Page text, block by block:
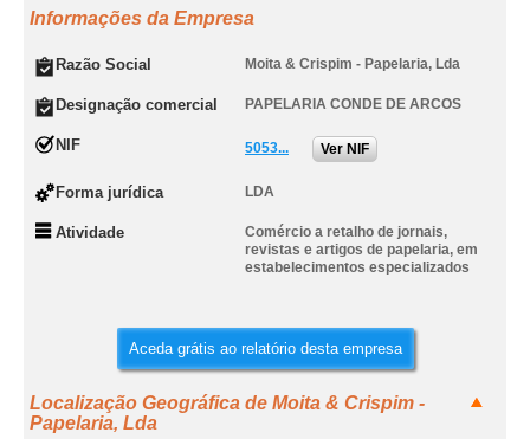
Informações da Empresa
Razão Social Moita & Crispim - Papelaria, Lda
Designação comercial PAPELARIA CONDE DE ARCOS
NIF 5053... Ver NIF
Forma jurídica LDA
Atividade
Comércio a retalho de jornais,
revistas e artigos de papelaria, em
estabelecimentos especializados
Aceda grátis ao relatório desta empresa
Localização Geográfica de Moita & Crispim -
Papelaria, Lda